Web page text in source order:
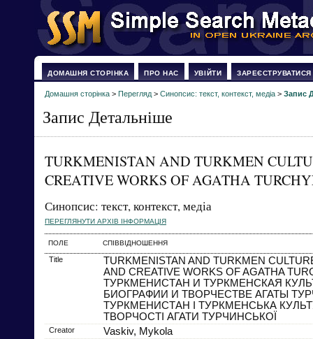
ДОМАШНЯ СТОРІНКА ПРО НАС УВІЙТИ ЗАРЕЄСТРУВАТИСЯ
Домашня сторінка > Перегляд > Синопсис: текст, контекст, медіа > Запис
Запис Детальніше
TURKMENISTAN AND TURKMEN
CREATIVE WORKS OF AGATHA
Синопсис: текст, контекст, медіа
ПЕРЕГЛЯНУТИ АРХІВ ІНФОРМАЦІЯ
ПОЛЕ СПІВВІДНОШЕННЯ
Title
TURKMENISTAN AND TURKMEN
AND CREATIVE WORKS OF AGATHA
ТУРКМЕНИСТАН И ТУРКМЕНСКАЯ
БИОГРАФИИ И ТВОРЧЕСТВЕ АГАТЫ
ТУРКМЕНИСТАН І ТУРКМЕНСЬКА
ТВОРЧОСТІ АГАТИ ТУРЧИНСЬКОЇ
Creator Vaskiv, Mykola